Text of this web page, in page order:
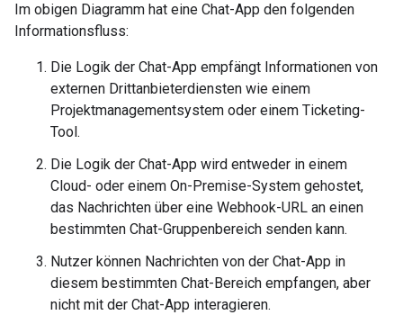
Im obigen Diagramm hat eine Chat-App den folgenden
Informationsfluss:
Die Logik der Chat-App empfängt Informationen von
externen Drittanbieterdiensten wie einem
Projektmanagementsystem oder einem Ticketing-
Tool.
Die Logik der Chat-App wird entweder in einem
Cloud- oder einem On-Premise-System gehostet,
das Nachrichten über eine Webhook-URL an einen
bestimmten Chat-Gruppenbereich senden kann.
Nutzer können Nachrichten von der Chat-App in
diesem bestimmten Chat-Bereich empfangen, aber
nicht mit der Chat-App interagieren.